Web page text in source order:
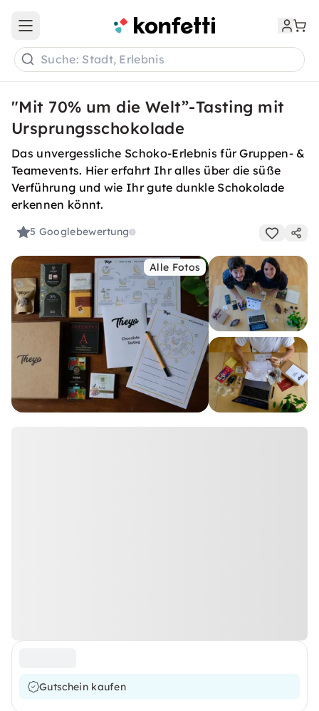
Open main menu
Suche: Stadt, Erlebnis
"Mit 70% um die Welt”-Tasting mit
Ursprungsschokolade
Das unvergessliche Schoko-Erlebnis für Gruppen- &
Teamevents. Hier erfahrt Ihr alles über die süße
Verführung und wie Ihr gute dunkle Schokolade
erkennen könnt.
5 Googlebewertung
Alle Fotos
Gutschein kaufen